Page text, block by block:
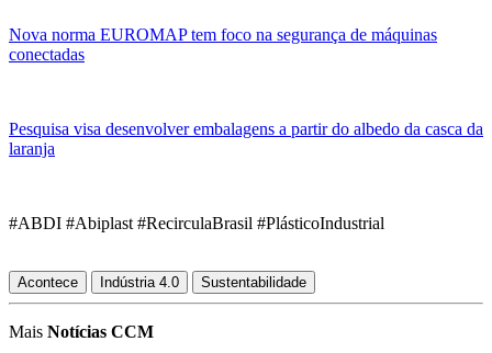
Nova norma EUROMAP tem foco na segurança de máquinas
conectadas
Pesquisa visa desenvolver embalagens a partir do albedo da casca da
laranja
#ABDI #Abiplast #RecirculaBrasil #PlásticoIndustrial
Acontece Indústria 4.0 Sustentabilidade
Mais Notícias CCM